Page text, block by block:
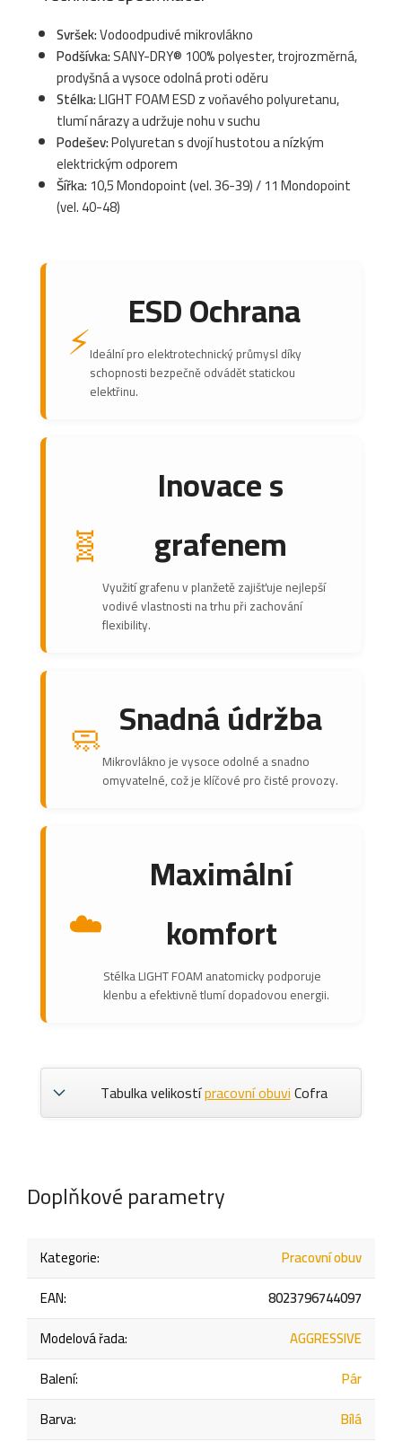
Svršek:Vodoodpudivé mikrovlákno
Podšívka:SANY-DRY® 100% polyester, trojrozměrná,
prodyšná a vysoce odolná proti oděru
Stélka:LIGHT FOAM ESD z voňavého polyuretanu,
tlumí nárazy a udržuje nohu v suchu
Podešev:Polyuretan s dvojí hustotou a nízkým
elektrickým odporem
Šířka:10,5 Mondopoint (vel. 36-39) / 11 Mondopoint
(vel. 40-48)
⚡ ESD Ochrana
Ideální pro elektrotechnický průmysl díky
schopnosti bezpečně odvádět statickou
elektřinu.
🧬
Inovace s
grafenem
Využití grafenu v planžetě zajišťuje nejlepší
vodivé vlastnosti na trhu při zachování
flexibility.
🧼 Snadná údržba
Mikrovlákno je vysoce odolné a snadno
omyvatelné, což je klíčové pro čisté provozy.
☁️
Maximální
komfort
Stélka LIGHT FOAM anatomicky podporuje
klenbu a efektivně tlumí dopadovou energii.
Tabulka velikostípracovní obuviCofra
Doplňkové parametry
Kategorie:
Pracovní obuv
EAN:
8023796744097
Modelová řada:
AGGRESSIVE
Balení:
Pár
Barva:
Bílá